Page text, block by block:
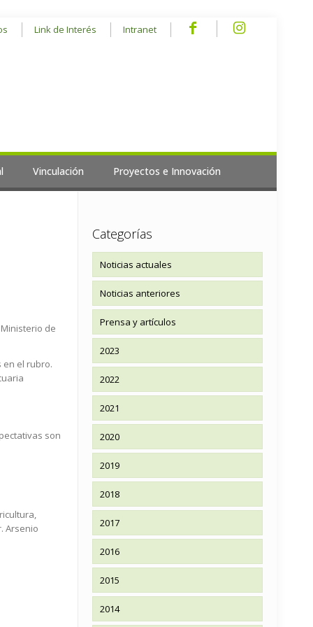
Link de Interés Intranet
Vinculación Proyectos e Innovación
de
el rubro.
son
Arsenio
Categorías
Noticias actuales
Noticias anteriores
Prensa y artículos
2023
2022
2021
2020
2019
2018
2017
2016
2015
2014